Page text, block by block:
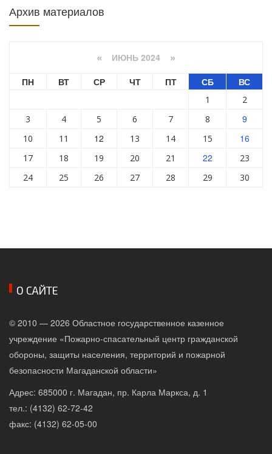
Архив материалов
« ИЮНЬ 2024 »
ПН ВТ СР ЧТ ПТ СБ ВС
1
2
3
4 5 6 7 8 9
10 11 12 13 14 15 16
17 18 19 20 21 22
23
24
25 26 27 28 29 30
О САЙТЕ
© 2010 — 2026 Областное государственное казенное
учреждение «Пожарно-спасательный центр гражданской
обороны, защиты населения, территорий и пожарной
безопасности Магаданской области»
Адрес: 685000 г. Магадан, пр. Карла Маркса, д. 1
тел.: (4132) 62-72-42
факс: (4132) 62-05-00